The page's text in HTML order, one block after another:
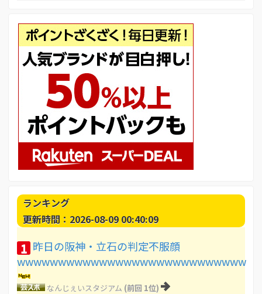
ランキング
更新時間：2026-08-09 00:40:09
1 昨日の阪神・立石の判定不服顔
wwwwwwwwwwwwwwwwwwwwwwwwwwww
なんじぇいスタジアム (前回 1位)